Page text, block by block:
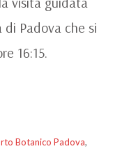
di Padova che si
16:15.
Botanico Padova,